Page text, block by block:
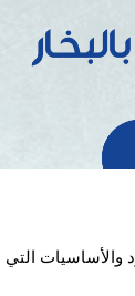
والأساسيات التي